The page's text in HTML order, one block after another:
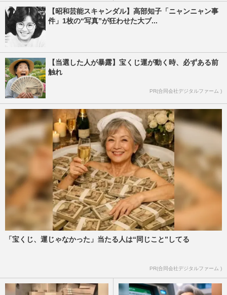
【昭和芸能スキャンダル】高部知子「ニャンニャン事
件」1枚の“写真”が狂わせた大ブ...
【当選した人が暴露】宝くじ運が動く時、必ずある前
触れ
PR(合同会社デジタルファーム )
「宝くじ、運じゃなかった」当たる人は“同じこと”してる
PR(合同会社デジタルファーム )